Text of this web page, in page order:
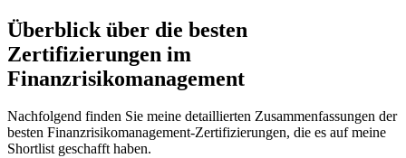
Überblick über die besten
Zertifizierungen im
Finanzrisikomanagement
Nachfolgend finden Sie meine detaillierten Zusammenfassungen der
besten Finanzrisikomanagement-Zertifizierungen, die es auf meine
Shortlist geschafft haben.